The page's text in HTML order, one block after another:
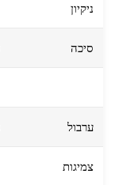
ניקיון
סיכה
ערבול
צמיגות